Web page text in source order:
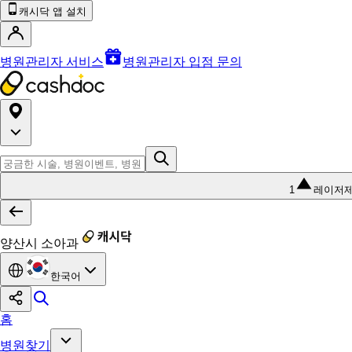
캐시닥 앱 설치
병원관리자 서비스 병원관리자 입점 문의
1 레이저
양산시 소아과
한국어
홈
병원찾기